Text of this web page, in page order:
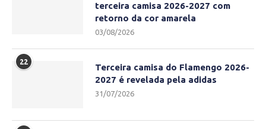
terceira camisa 2026-2027 com
retorno da cor amarela
03/08/2026
22
Terceira camisa do Flamengo 2026-
2027 é revelada pela adidas
31/07/2026